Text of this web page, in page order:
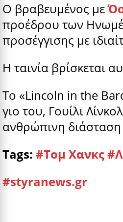
Ο βραβευμένος με
προέδρου των
προσέγγισης με
Η ταινία βρίσκεται
Το «Lincoln in the
γιο του, Γουίλι
ανθρώπινη
Tags: #Τομ Χανκς
#styranews.gr